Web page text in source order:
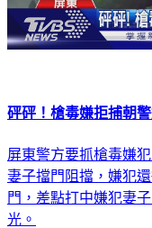
砰砰！槍毒嫌拒捕朝
屏東警方要抓槍毒嫌
妻子擋門阻擋，嫌犯
門，差點打中嫌犯妻
光。